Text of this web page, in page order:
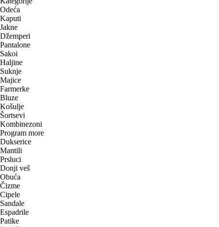
Odeća
Kaputi
Jakne
Džemperi
Pantalone
Sakoi
Haljine
Suknje
Majice
Farmerke
Bluze
Košulje
Šortsevi
Kombinezoni
Program more
Dukserice
Mantili
Prsluci
Donji veš
Obuća
Čizme
Cipele
Sandale
Espadrile
Patike